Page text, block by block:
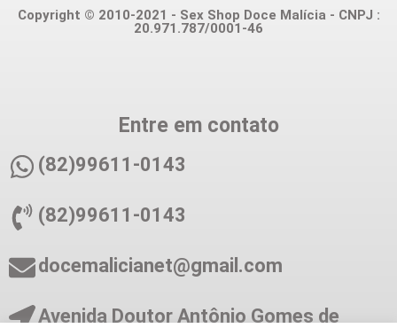
Copyright © 2010-2021 - Sex Shop Doce Malícia - CNPJ :
20.971.787/0001-46
Entre em contato
(82)99611-0143
(82)99611-0143
docemalicianet@gmail.com
Avenida Doutor Antônio Gomes de